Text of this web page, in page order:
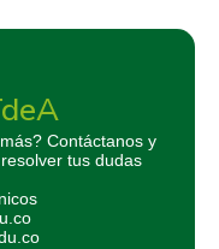
Contáctanos y
tus dudas